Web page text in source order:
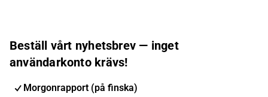
Beställ vårt nyhetsbrev — inget
användarkonto krävs!
Morgonrapport (på finska)